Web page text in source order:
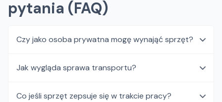
pytania (FAQ)
Czy jako osoba prywatna mogę wynająć sprzęt?
Jak wygląda sprawa transportu?
Co jeśli sprzęt zepsuje się w trakcie pracy?